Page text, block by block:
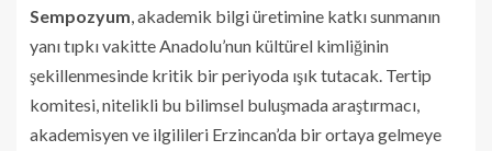
Sempozyum , akademik bilgi üretimine katkı sunmanın
yanı tıpkı vakitte Anadolu’nun kültürel kimliğinin
şekillenmesinde kritik bir periyoda ışık tutacak. Tertip
komitesi, nitelikli bu bilimsel buluşmada araştırmacı,
akademisyen ve ilgilileri Erzincan’da bir ortaya gelmeye